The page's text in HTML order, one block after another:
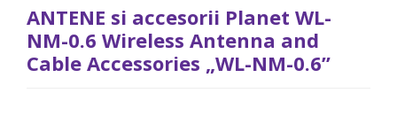
ANTENE si accesorii Planet WL-
NM-0.6 Wireless Antenna and
Cable Accessories „WL-NM-0.6”